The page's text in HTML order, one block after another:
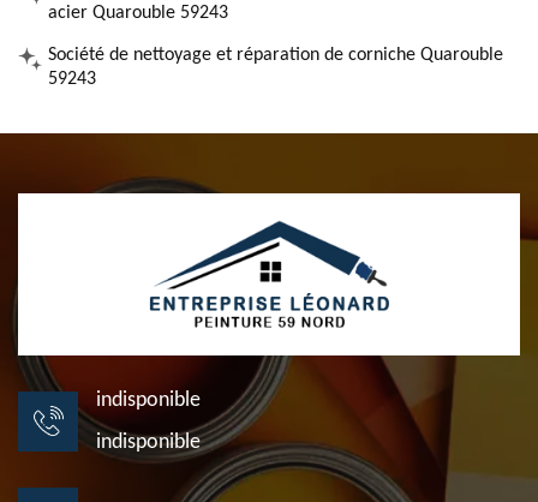
acier Quarouble 59243
Société de nettoyage et réparation de corniche Quarouble
59243
indisponible
indisponible